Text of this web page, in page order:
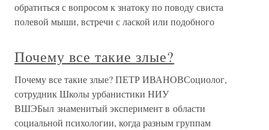
обратиться с вопросом к знатоку по поводу свиста
полевой мыши, встречи с лаской или подобного
Почему все такие злые?
Почему все такие злые? ПЕТР ИВАНОВСоциолог,
сотрудник Школы урбанистики НИУ
ВШЭБыл знаменитый эксперимент в области
социальной психологии, когда разным группам